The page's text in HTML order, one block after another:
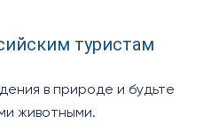
туристам
в природе и будьте
животными.